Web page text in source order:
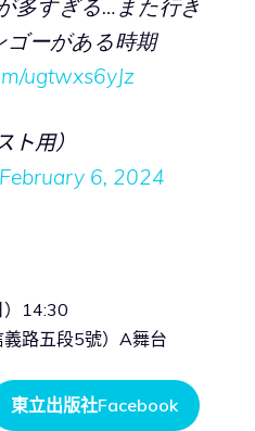
多すぎる…また行き
ーがある時期
ugtwxs6yJz
用）
February 6, 2024
14:30
路五段5號）A舞台
東立出版社Facebook